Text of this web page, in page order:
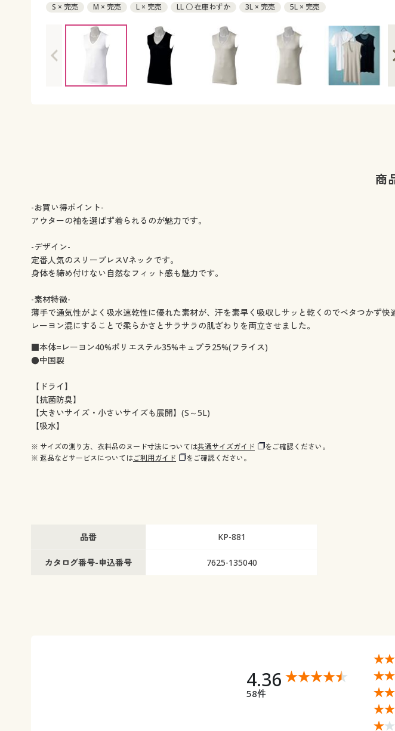
S × 完売 M × 完売 L × 完売 LL ○ 在庫わずか 3L × 完売 5L × 完売
商
-お買い得ポイント-
アウターの袖を選ばず着られるのが魅力です。
-デザイン-
定番人気のスリーブレスVネックです。
身体を締め付けない自然なフィット感も魅力です。
-素材特徴-
薄手で通気性がよく吸水速乾性に優れた素材が、汗を素早く吸収しサッと乾くのでベタつかず快
レーヨン混にすることで柔らかさとサラサラの肌ざわりを両立させました。
■本体=レーヨン40%ポリエステル35%キュプラ25%(フライス)
●中国製
【ドライ】
【抗菌防臭】
【大きいサイズ・小さいサイズも展開】(S～5L)
【吸水】
※ サイズの測り方、衣料品のヌード寸法については共通サイズガイド
をご確認ください。
※ 返品などサービスについてはご利用ガイド をご確認ください。
品番 KP-881
カタログ番号-申込番号 7625-135040
4.36
58件